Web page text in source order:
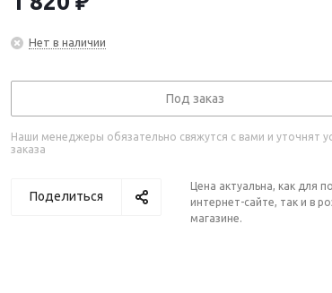
Нет в наличии
Под заказ
Наши менеджеры обязательно свяжутся с вами и уточнят
заказа
Поделиться
Цена актуальна, как для
интернет-сайте, так и в
магазине.